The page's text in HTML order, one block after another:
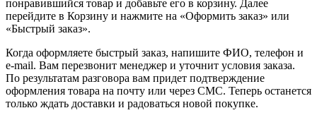
понравившийся товар и добавьте его в корзину. Далее
перейдите в Корзину и нажмите на «Оформить заказ» или
«Быстрый заказ».
Когда оформляете быстрый заказ, напишите ФИО, телефон и
e-mail. Вам перезвонит менеджер и уточнит условия заказа.
По результатам разговора вам придет подтверждение
оформления товара на почту или через СМС. Теперь останется
только ждать доставки и радоваться новой покупке.